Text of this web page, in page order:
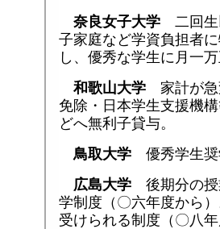
奈良女子大学 二回生
子家庭など学資負担者
し、優秀な学生に月一
和歌山大学 家計が急
免除・日本学生支援機
どへ無利子貸与。
鳥取大学 優秀学生奨
広島大学 後期分の授
学制度（〇六年度から
受けられる制度（〇八